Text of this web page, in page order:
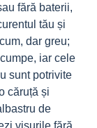
fără baterii,
tău și
dar greu;
iar cele
sunt potrivite
căruță și
de
visurile fără